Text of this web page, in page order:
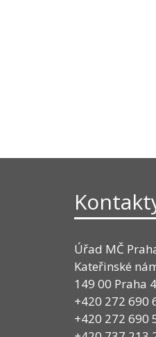
Úřad MČ
Kateřinské
149 00 Praha
+420 272 690
+420 272 690